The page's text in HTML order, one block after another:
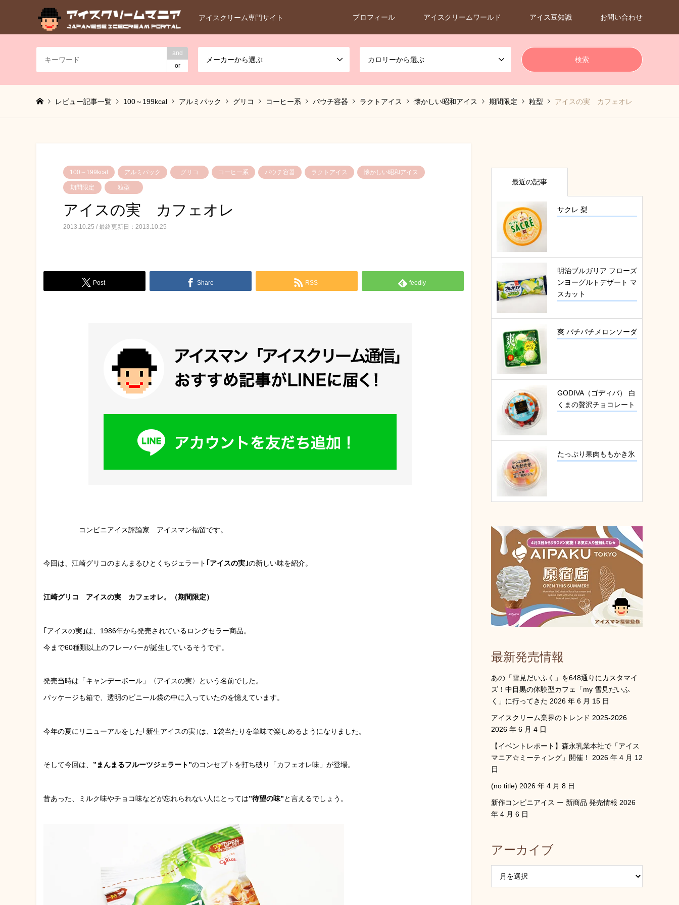
アイスクリーム専門サイト プロフィール アイスクリームワールド アイス豆知識 お問い合わせ
and
or
メーカーから選ぶ カロリーから選ぶ
レビュー記事一覧 100～199kcal アルミパック グリコ コーヒー系 パウチ容器 ラクトアイス 懐かしい昭和アイス 期間限定 粒型 アイスの実 カフェオレ
100～199kcal アルミパック グリコ コーヒー系 パウチ容器 ラクトアイス 懐かしい昭和アイス
期間限定 粒型
アイスの実 カフェオレ
2013.10.25 / 最終更新日：2013.10.25
Post Share RSS feedly
コンビニアイス評論家 アイスマン福留です。
今回は、江崎グリコのまんまるひとくちジェラート ｢アイスの実｣の新しい味を紹介。
江崎グリコ アイスの実 カフェオレ。（期間限定）
｢アイスの実｣は、1986年から発売されているロングセラー商品。
今まで60種類以上のフレーバーが誕生しているそうです。
発売当時は「キャンデーボール」〈アイスの実〉という名前でした。
パッケージも箱で、透明のビニール袋の中に入っていたのを憶えています。
今年の夏にリニューアルをした｢新生アイスの実｣は、1袋当たりを単味で楽しめるようになりました。
そして今回は、 ”まんまるフルーツジェラート”のコンセプトを打ち破り「カフェオレ味」が登場。
昔あった、ミルク味やチョコ味などが忘れられない人にとっては”待望の味”と言えるでしょう。
最近の記事
サクレ 梨
明治ブルガリア フローズ
ンヨーグルトデザート マ
スカット
爽 パチパチメロンソーダ
GODIVA（ゴディバ） 白
くまの贅沢チョコレート
たっぷり果肉ももかき氷
最新発売情報
あの「雪見だいふく」を648通りにカスタマイ
ズ！中目黒の体験型カフェ「my 雪見だいふ
く」に行ってきた 2026 年 6 月 15 日
アイスクリーム業界のトレンド 2025-2026
2026 年 6 月 4 日
【イベントレポート】森永乳業本社で「アイス
マニア☆ミーティング」開催！
2026 年 4 月 12
日
(no title) 2026 年 4 月 8 日
新作コンビニアイス ー 新商品 発売情報 2026
年 4 月 6 日
アーカイブ